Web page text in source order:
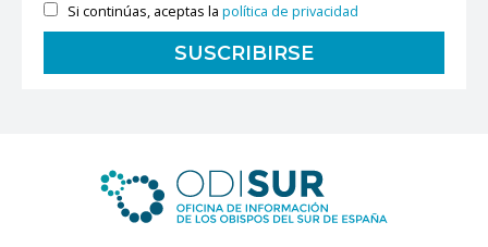
Si continúas, aceptas lapolítica de privacidad